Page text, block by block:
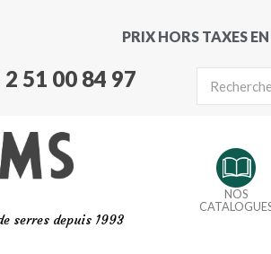
PRIX HORS TAXES
2 51 00 84 97
serres depuis 1993
NOS